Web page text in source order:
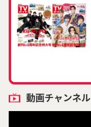
動画チャンネル